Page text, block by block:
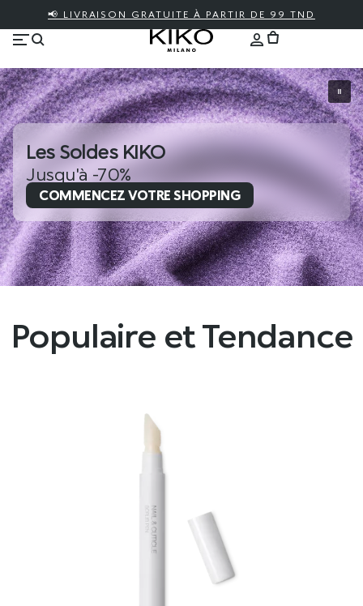
📢 LIVRAISON GRATUITE À PARTIR DE 99 TND
Les Soldes KIKO
Jusqu'à -70%
COMMENCEZ VOTRE SHOPPING
Populaire et Tendance